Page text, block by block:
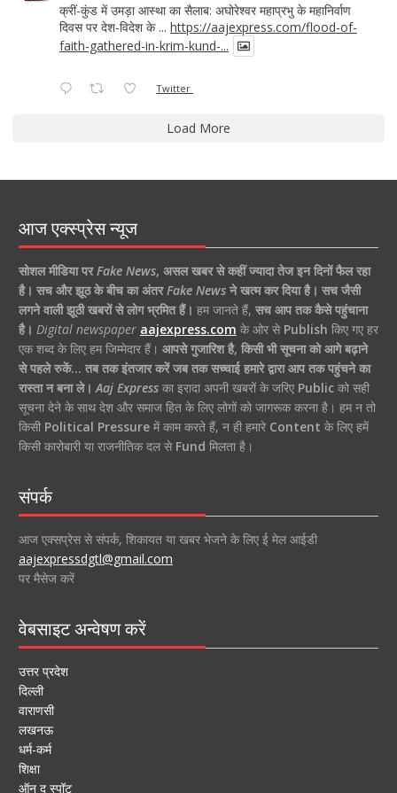
क्रीं-कुंड में उमड़ा आस्था का सैलाब: अघोरेश्वर महाप्रभु के महानिर्वाण
दिवस पर देश-विदेश के ... https://aajexpress.com/flood-of-
faith-gathered-in-krim-kund-...
Twitter
Load More
आज एक्स्प्रेस न्यूज
सोशल मीडिया पर Fake News, असल खबर से कहीं ज्यादा तेज इन दिनों फैल रहा
है। सच और झूठ के बीच का अंतर Fake Newsने खत्म कर दिया है। सच जैसी
लगने वाली झूठी खबरों से लोग भ्रमित हैं। हम जानते हैं, सच आप तक कैसे पहुंचाना
है। Digital newspaper aajexpress.com के ओर से Publish किए गए हर
एक शब्द के लिए हम जिम्मेदार हैं। आपसे गुजारिश है, किसी भी सूचना को आगे बढ़ाने
से पहले रुकें… तब तक इंतजार करें जब तक सच्चाई हमारे द्वारा आप तक पहुंचने का
रास्ता न बना ले। Aaj Expressका इरादा अपनी खबरों के जरिए Publicको सही
सूचना देने के साथ देश और समाज हित के लिए लोगों को जागरूक करना है। हम न तो
किसी Political Pressureमें काम करते हैं, न ही हमारे Content के लिए हमें
किसी कारोबारी या राजनीतिक दल से Fund मिलता है।
संपर्क
आज एक्सप्रेस से संपर्क, शिकायत या खबर भेजने के लिए ई मेल आईडी
aajexpressdgtl@gmail.com
पर मैसेज करें
वेबसाइट अन्वेषण करें
उत्तर प्रदेश
दिल्ली
वाराणसी
लखनऊ
धर्म-कर्म
शिक्षा
ऑन द स्पॉट